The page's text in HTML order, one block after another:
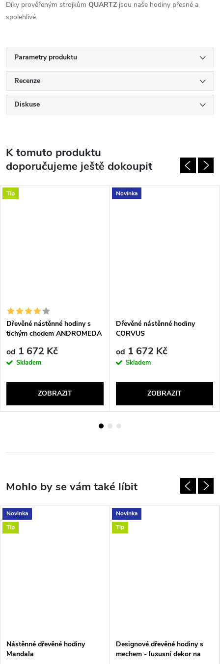
Díky prověřeným strojkům QUARTZ jsou naše hodiny přesné a
spolehlivé.
Parametry produktu
Recenze
Diskuse
K tomuto produktu
doporučujeme ještě dokoupit
Tip
Dřevěné nástěnné hodiny s
tichým chodem ANDROMEDA
od 1 672 Kč
Skladem
ZOBRAZIT
Novinka
Dřevěné nástěnné hodiny
CORVUS
od 1 672 Kč
Skladem
ZOBRAZIT
Novinka
Tip
Nástěnné dřevěné hodiny
Mandala
Novinka
Tip
Designové dřevěné hodiny s
mechem - luxusní dekor na